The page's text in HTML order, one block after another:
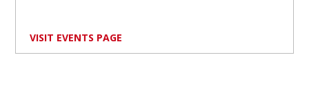
VISIT EVENTS PAGE